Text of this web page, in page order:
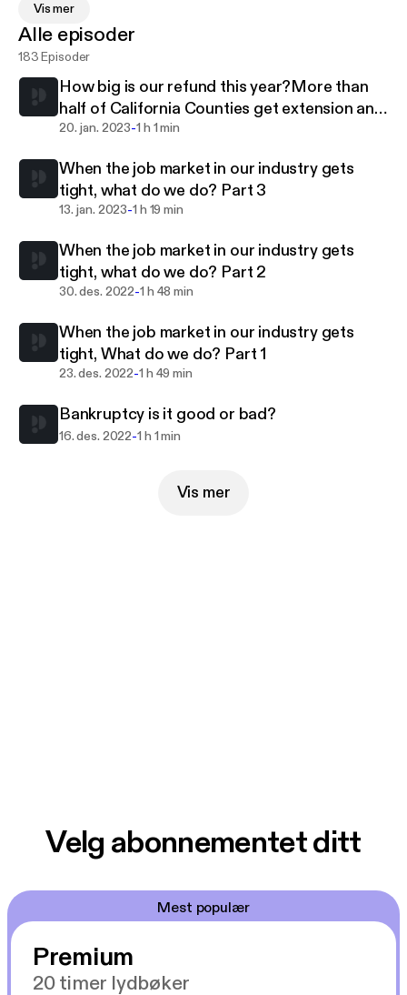
Sahlu (TK), originally from Addis Ababa, Ethiopia, is
a long-time resident of Atlanta who specializes in
Accounting and Finance. TK has more than more
than 30 years of experience and is a respected
member of the Atlanta community. If you want to be
better at managing money than your parents, this is
every week in the Amharic language.
Vis mer
Alle episoder
183 Episoder
How big is our refund this year?More than
half of California Counties get extension and
more
20. jan. 2023-1 h 1 min
When the job market in our industry gets
tight, what do we do? Part 3
13. jan. 2023-1 h 19 min
When the job market in our industry gets
tight, what do we do? Part 2
30. des. 2022-1 h 48 min
When the job market in our industry gets
tight, What do we do? Part 1
23. des. 2022-1 h 49 min
Bankruptcy is it good or bad?
16. des. 2022-1 h 1 min
Vis mer
Velg abonnementet ditt
Mest populær
Premium
20 timer lydbøker